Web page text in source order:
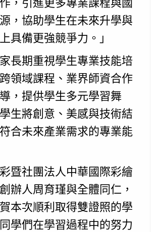
，協助學生在未來升學與
具備更強競爭力。」
長期重視學生專業技能培
領域課程、業界師資合作
，提供學生多元學習舞
生將創意、美感與技術結
合未來產業需求的專業能
暨社團法人中華國際彩繪
辦人周育瑾與全體同仁，
本次順利取得雙證照的學
學們在學習過程中的努力